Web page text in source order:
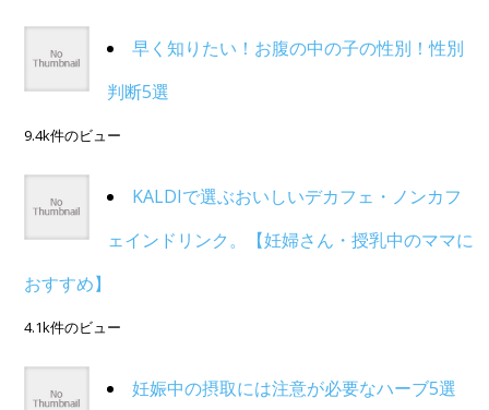
早く知りたい！お腹の中の子の性別！性別
判断5選
9.4k件のビュー
KALDIで選ぶおいしいデカフェ・ノンカフ
ェインドリンク。【妊婦さん・授乳中のママに
おすすめ】
4.1k件のビュー
妊娠中の摂取には注意が必要なハーブ5選